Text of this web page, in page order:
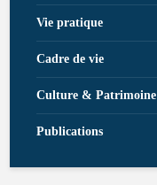
Vie pratique
Cadre de vie
Culture & Patrimoine
Publications